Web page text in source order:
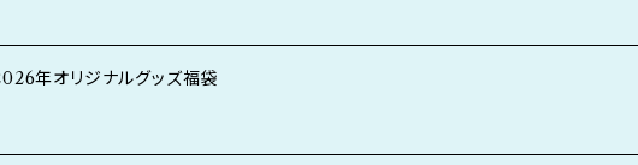
年オリジナルグッズ福袋